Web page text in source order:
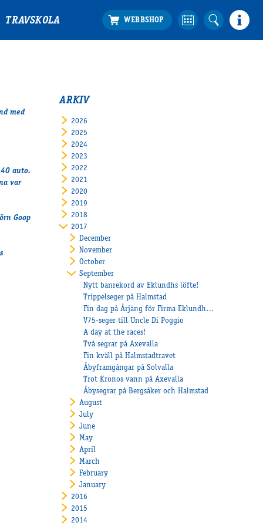
TRAVSKOLA
med
auto.
var
Goop
ARKIV
2026
2025
2024
2023
2022
2021
2020
2019
2018
2017
December
November
October
September
Nytt banrekord av Eklundhs löfte!
Trippelseger på Halmstad
Fin dag på Årjäng för Firma Eklundh och Nilsson
V75-seger till Uncle Di Poggio
A day at the races!
Två segrar på Axevalla
Fin kväll på Halmstadtravet
Åbyframgångar på Solvalla
Trot Kronos vann på Axevalla
Åbysegrar på Bergsåker och Halmstad
August
July
June
May
April
March
February
January
2016
2015
2014